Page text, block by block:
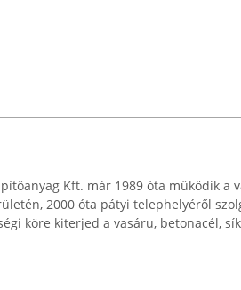
Kft. már 1989 óta működik a
2000 óta pátyi telephelyéről
köre kiterjed a vasáru, betonacél,